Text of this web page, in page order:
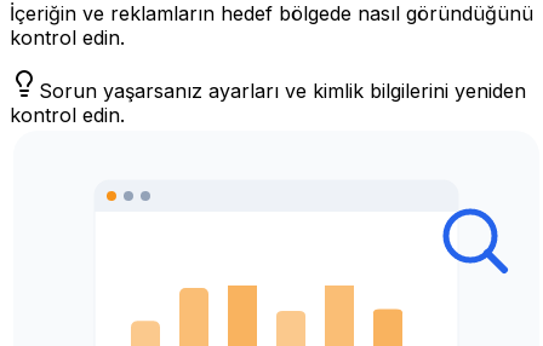
İçeriğin ve reklamların hedef bölgede nasıl göründüğünü
kontrol edin.
Sorun yaşarsanız ayarları ve kimlik bilgilerini yeniden
kontrol edin.